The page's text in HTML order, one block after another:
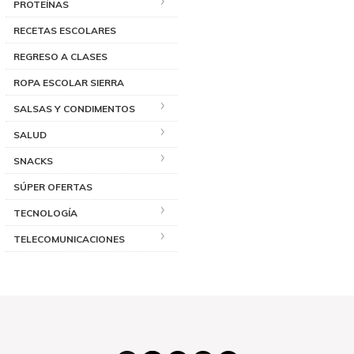
PROTEÍNAS
RECETAS ESCOLARES
REGRESO A CLASES
ROPA ESCOLAR SIERRA
SALSAS Y CONDIMENTOS
SALUD
SNACKS
SÚPER OFERTAS
TECNOLOGÍA
TELECOMUNICACIONES